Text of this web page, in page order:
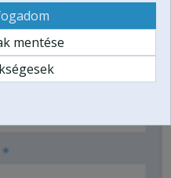
bankkártyás
*
mentése